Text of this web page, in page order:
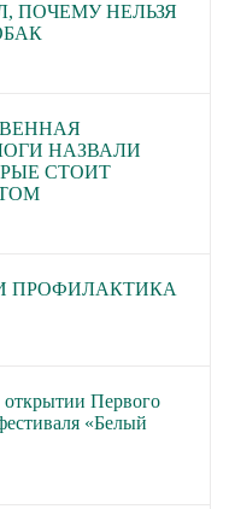
ПОЧЕМУ НЕЛЬЗЯ
НАЗВАЛИ
СТОИТ
ПРОФИЛАКТИКА
Первого
«Белый